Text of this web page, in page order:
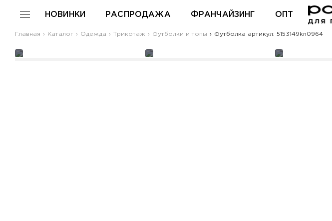
НОВИНКИ РАСПРОДАЖА ФРАНЧАЙЗИНГ ОПТ
Главная Каталог Одежда Трикотаж Футболки и топы Футболка артикул: 5153149kn0964